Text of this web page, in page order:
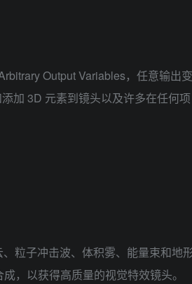
Output Variables，任意输出变
加 3D 元素到镜头以及许多在任何项
粒子冲击波、体积雾、能量束和地
，以获得高质量的视觉特效镜头。